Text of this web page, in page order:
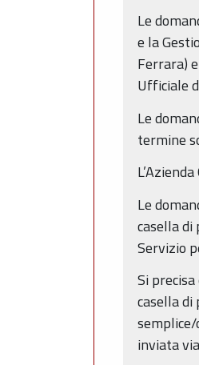
Le
e la
Ferrara)
Ufficiale
Le
termine
Le
casella
Servizio
Si
casella
inviata